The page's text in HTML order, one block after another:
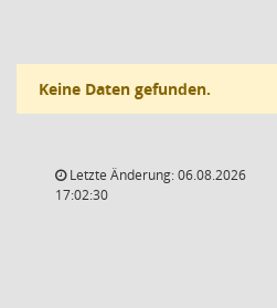
Keine Daten gefunden.
Letzte Änderung: 06.08.2026
17:02:30